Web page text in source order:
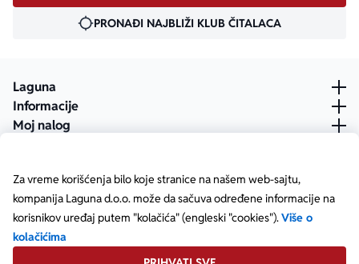
Za vreme korišćenja bilo koje stranice na našem web-sajtu,
kompanija Laguna d.o.o. može da sačuva određene informacije na
korisnikov uređaj putem "kolačića" (engleski "cookies").Više o
kolačićima
PRONAĐI NAJBLIŽI KLUB ČITALACA
Laguna
Informacije
Moj nalog